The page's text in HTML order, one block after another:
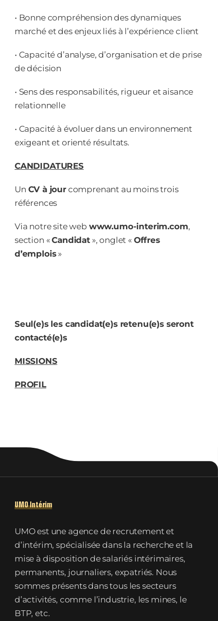
• Bonne compréhension des dynamiques
marché et des enjeux liés à l’expérience client
• Capacité d’analyse, d’organisation et de prise
de décision
• Sens des responsabilités, rigueur et aisance
relationnelle
• Capacité à évoluer dans un environnement
exigeant et orienté résultats.
CANDIDATURES
Un CV à jourcomprenant au moins trois
références
Via notre site web www.umo-interim.com,
section «Candidat», onglet « Offres
d’emplois »
Seul(e)s les candidat(e)s retenu(e)s seront
contacté(e)s
MISSIONS
PROFIL
UMO Intérim
UMO est une agence de recrutement et
d’intérim, spécialisée dans la recherche et la
mise à disposition de salariés intérimaires,
permanents, journaliers, expatriés. Nous
sommes présents dans tous les secteurs
d’activités, comme l’industrie, les mines, le
BTP, etc.